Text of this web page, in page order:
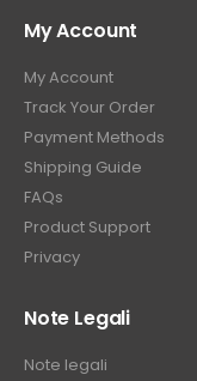
My Account
My Account
Track Your Order
Payment Methods
Shipping Guide
FAQs
Product Support
Privacy
Note Legali
Note legali